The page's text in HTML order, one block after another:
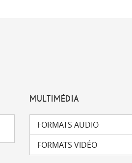
MULTIMÉDIA
FORMATS AUDIO
FORMATS VIDÉO